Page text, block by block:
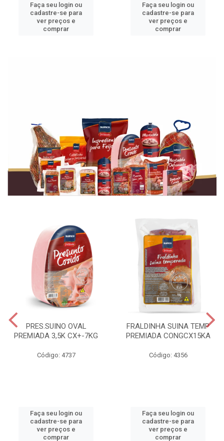
Faça seu login ou
cadastre-se para
ver preços e
comprar
Faça seu login ou
cadastre-se para
ver preços e
comprar
PRES.SUINO OVAL
PREMIADA 3,5K CX+-7KG
Código: 4737
Faça seu login ou
cadastre-se para
ver preços e
comprar
FRALDINHA SUINA TEMP
PREMIADA CONGCX15KA
Código: 4356
Faça seu login ou
cadastre-se para
ver preços e
comprar